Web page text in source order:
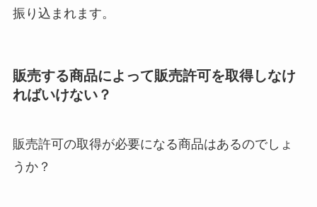
振り込まれます。
販売する商品によって販売許可を取得しなけ
ればいけない？
販売許可の取得が必要になる商品はあるのでしょ
うか？